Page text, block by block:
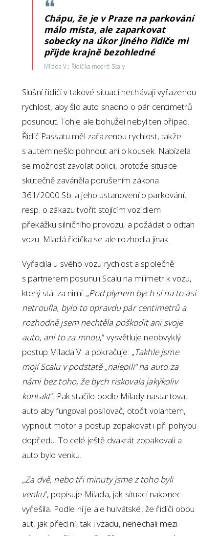
Chápu, že je v Praze na parkování
málo místa, ale zaparkovat
sobecky na úkor jiného řidiče mi
přijde krajně bezohledné
Milada V.; Řidička modré Scaly
Slušní řidiči v takové situaci nechávají vyřazenou
rychlost, aby šlo auto snadno o pár centimetrů
posunout. Tohle ale bohužel nebyl ten případ.
Řidič Passatu měl zařazenou rychlost, takže
s autem nešlo pohnout ani o kousek. Nabízela
se možnost zavolat policii, protože situace
skutečně zaváněla porušením zákona
361/2000 Sb. a jeho ustanovení o parkování,
resp. o zákazu tvořit stojícím vozidlem
překážku silničního provozu, a požádat o odtah
vozu. Mladá řidička se ale rozhodla jinak.
Vyřadila u svého vozu rychlost a společně
s partnerem posunuli Scalu na milimetr k vozu,
který stál za nimi. „Pod plynem bych si na to asi
netroufla, bylo to opravdu pár centimetrů a
rozhodně jsem nechtěla poškodit ani svoje
auto, ani to za mnou,“ vysvětluje neobvyklý
postup Milada V. a pokračuje: „Takhle jsme
mojí Scalu v podstatě „nalepili“ na auto za
námi bez toho, že bych riskovala jakýkoliv
kontakt“. Pak stačilo podle Milady nastartovat
auto aby fungoval posilovač, otočit volantem,
vypnout motor a postup zopakovat i při pohybu
dopředu. To celé ještě dvakrát zopakovali a
auto bylo venku.
„Za dvě, nebo tři minuty jsme z toho byli
venku“, popisuje Milada, jak situaci nakonec
vyřešila. Podle ní je ale hulvátské, že řidiči obou
aut, jak před ní, tak i vzadu, nenechali mezi